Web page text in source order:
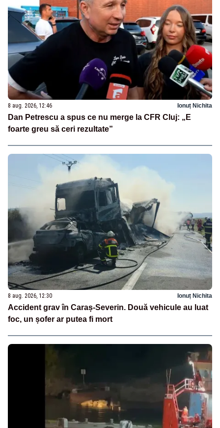
8 aug. 2026, 12:46 Ionuț Nichita
Dan Petrescu a spus ce nu merge la CFR Cluj: „E
foarte greu să ceri rezultate”
8 aug. 2026, 12:30 Ionuț Nichita
Accident grav în Caraș-Severin. Două vehicule au luat
foc, un șofer ar putea fi mort